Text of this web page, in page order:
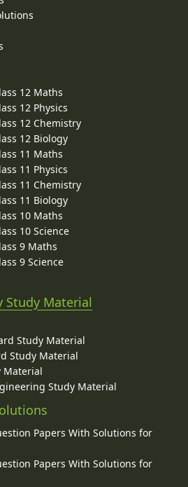
12 Maths
12 Physics
12 Chemistry
12 Biology
11 Maths
11 Physics
11 Chemistry
11 Biology
10 Maths
10 Science
9 Maths
9 Science
Study Material
Study Material
Study Material
Material
Study Material
Papers With Solutions for
Papers With Solutions for